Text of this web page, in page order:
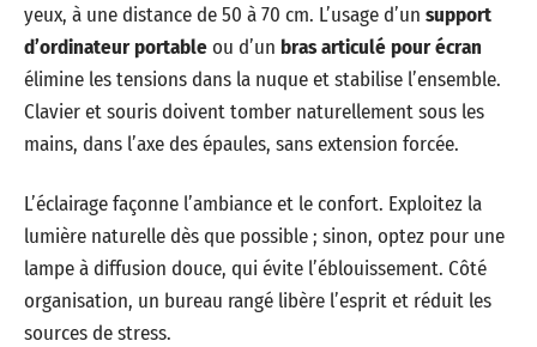
yeux, à une distance de 50 à 70 cm. L’usage d’un support
d’ordinateur portableou d’un bras articulé pour écran
élimine les tensions dans la nuque et stabilise l’ensemble.
Clavier et souris doivent tomber naturellement sous les
mains, dans l’axe des épaules, sans extension forcée.
L’éclairage façonne l’ambiance et le confort. Exploitez la
lumière naturelle dès que possible ; sinon, optez pour une
lampe à diffusion douce, qui évite l’éblouissement. Côté
organisation, un bureau rangé libère l’esprit et réduit les
sources de stress.